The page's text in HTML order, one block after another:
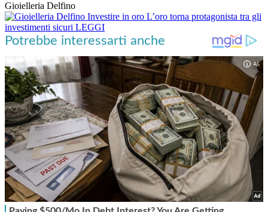
Gioielleria Delfino
Investire in oro L’oro torna protagonista tra gli
investimenti sicuri LEGGI